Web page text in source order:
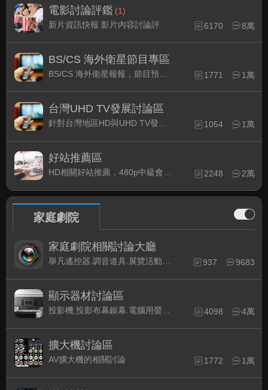
電影討論評鑑 (1)
新片資訊快報.影片內容討論評
6170 8萬
BS/CS 海外衛星節目專區
1771 1萬
台灣UHD TV發展討論區
1054 1萬
好站推薦區
HD相關好站推薦，480p中級會員以上限定 2248 2萬
家庭劇院
家庭劇院相關討論大廳
937 9683
顯示器材討論區
4098 4萬
擴大機討論區
AV擴大機的相關討論 1772 1萬